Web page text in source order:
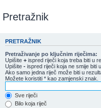
Pretražnik
PRETRAŽNIK
Pretraživanje po ključnim riječima:
Upišite + ispred riječi koja treba biti u
Upišite - ispred riječi koja ne smije biti
Ako samo jedna riječ može biti u
Možete koristiti * kao zamjenski znak.
Sve riječi
Bilo koja riječ